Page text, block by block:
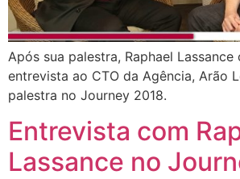
Após sua palestra, Raphael Lassance
entrevista ao CTO da Agência, Arão
palestra no Journey 2018.
Entrevista com
Lassance no